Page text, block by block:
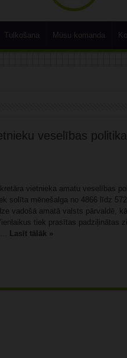
Tulkošana Mūsu komanda
veselības
vietnieka amatu veselības
solīta mēnešalga no 4866 līdz
vadošā amatā valsts pārvaldē,
tiek prasītas padziļinātas
Lasīt tālāk »